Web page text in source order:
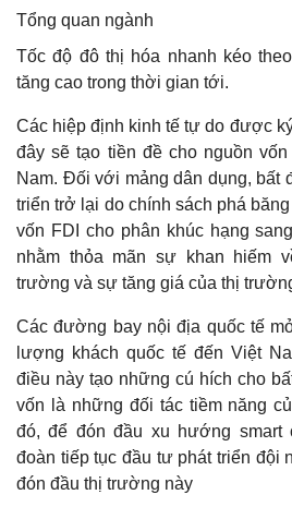
CHỮ SỐ
6 THÁNG ĐẦU NĂM BMP TIẾP TỤC
NGUYÊN LIỆU ĐẦU VÀO HẠ NHIỆT
ẤN ĐỘ CẤM XUẤT KHẨU GẠO LIỆU
VINAMILK NHẬN DIỆN MỚI – TIỀM
MWG – CẬP NHẬT KẾT QUẢ KINH
VỌNG TỪ BÁCH HÓA XANH
KBC – BỨC TỐC LỢI NHUẬN ĐẦU NĂM
SZC DƯ ĐỊA TĂNG GIÁ CHO THUÊ
GAS – CẬP NHẬT KẾT QUẢ KINH
LỰC TĂNG TRƯỞNG ĐẾN TỪ MẢNG
VHC – TRÊN ĐÀ HỒI PHỤC
ANV – KỲ VỌNG HỒI PHỤC TỪ ĐÁY
Tổng quan ngành
Tốc độ đô thị hóa nhanh kéo
tăng cao trong thời gian tới.
Các hiệp định kinh tế tự do được
đây sẽ tạo tiền đề cho nguồn
Nam. Đối với mảng dân dụng, bất
triển trở lại do chính sách phá
vốn FDI cho phân khúc hạng
nhằm thỏa mãn sự khan hiếm
trường và sự tăng giá của thị
Các đường bay nội địa quốc tế
lượng khách quốc tế đến Việt
điều này tạo những cú hích cho
vốn là những đối tác tiềm năng
đó, để đón đầu xu hướng smart
đoàn tiếp tục đầu tư phát triển đội
đón đầu thị trường này